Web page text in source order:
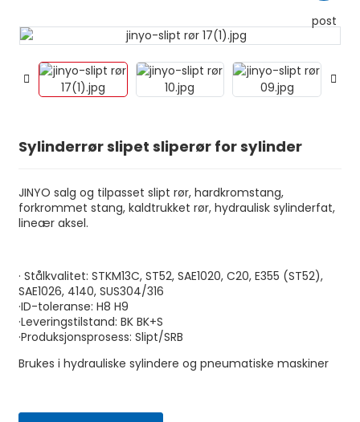
Sylinderrør slipet sliperør for sylinder
JINYO salg og tilpasset slipt rør, hardkromstang,
forkrommet stang, kaldtrukket rør, hydraulisk sylinderfat,
lineær aksel.
· Stålkvalitet: STKM13C, ST52, SAE1020, C20, E355 (ST52),
SAE1026, 4140, SUS304/316
·ID-toleranse: H8 H9
·Leveringstilstand: BK BK+S
·Produksjonsprosess: Slipt/SRB
Brukes i hydrauliske sylindere og pneumatiske maskiner